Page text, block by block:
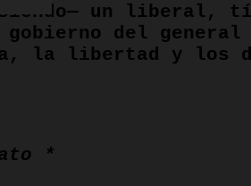
siendo— un liberal,
gobierno del
la libertad y los
*